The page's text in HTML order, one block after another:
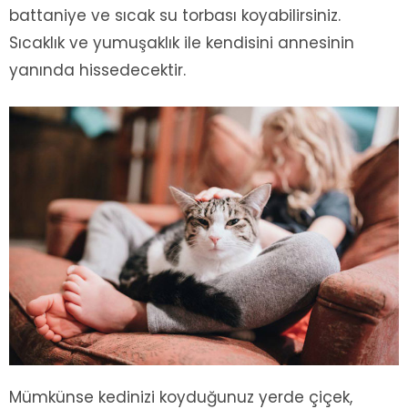
battaniye ve sıcak su torbası koyabilirsiniz.
Sıcaklık ve yumuşaklık ile kendisini annesinin
yanında hissedecektir.
Mümkünse kedinizi koyduğunuz yerde çiçek,